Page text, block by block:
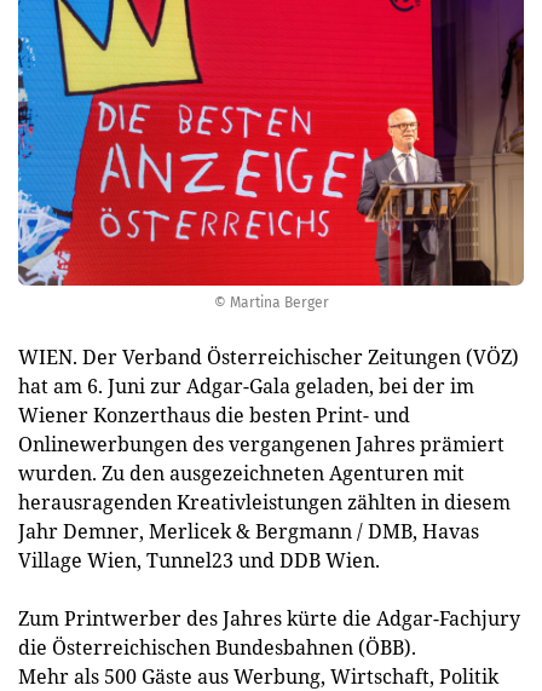
© Martina Berger
WIEN. Der Verband Österreichischer Zeitungen (VÖZ)
hat am 6. Juni zur Adgar-Gala geladen, bei der im
Wiener Konzerthaus die besten Print- und
Onlinewerbungen des vergangenen Jahres prämiert
wurden. Zu den ausgezeichneten Agenturen mit
herausragenden Kreativleistungen zählten in diesem
Jahr Demner, Merlicek & Bergmann / DMB, Havas
Village Wien, Tunnel23 und DDB Wien.
Zum Printwerber des Jahres kürte die Adgar-Fachjury
die Österreichischen Bundesbahnen (ÖBB).
Mehr als 500 Gäste aus Werbung, Wirtschaft, Politik